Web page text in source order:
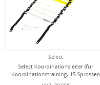
Select
Select Koordinationsleiter (für
Koordinationstraining, 15 Sprossen
(14 Felder)) inkl. Tasche - 6,5 Meter